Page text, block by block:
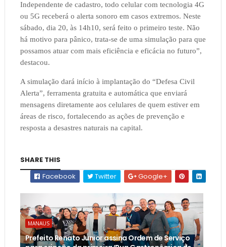
Independente de cadastro, todo celular com tecnologia 4G
ou 5G receberá o alerta sonoro em casos extremos. Neste
sábado, dia 20, às 14h10, será feito o primeiro teste. Não
há motivo para pânico, trata-se de uma simulação para que
possamos atuar com mais eficiência e eficácia no futuro”,
destacou.
A simulação dará início à implantação do “Defesa Civil
Alerta”, ferramenta gratuita e automática que enviará
mensagens diretamente aos celulares de quem estiver em
áreas de risco, fortalecendo as ações de prevenção e
resposta a desastres naturais na capital.
SHARE THIS
Facebook
Twitter Google+
MANAUS
Prefeito Renato Junior assina Ordem de Serviço